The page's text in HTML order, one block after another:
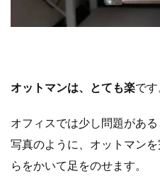
オットマンは、とても楽です
オフィスでは少し問題がある
写真のように、オットマン
らをかいて足をのせます。